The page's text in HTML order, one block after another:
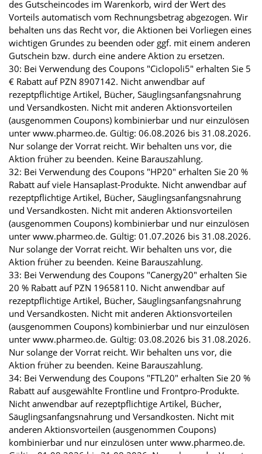
des Gutscheincodes im Warenkorb, wird der Wert des
Vorteils automatisch vom Rechnungsbetrag abgezogen. Wir
behalten uns das Recht vor, die Aktionen bei Vorliegen eines
wichtigen Grundes zu beenden oder ggf. mit einem anderen
Gutschein bzw. durch eine andere Aktion zu ersetzen.
30: Bei Verwendung des Coupons "Ciclopoli5" erhalten Sie 5
€ Rabatt auf PZN 8907142. Nicht anwendbar auf
rezeptpflichtige Artikel, Bücher, Säuglingsanfangsnahrung
und Versandkosten. Nicht mit anderen Aktionsvorteilen
(ausgenommen Coupons) kombinierbar und nur einzulösen
unter www.pharmeo.de. Gültig: 06.08.2026 bis 31.08.2026.
Nur solange der Vorrat reicht. Wir behalten uns vor, die
Aktion früher zu beenden. Keine Barauszahlung.
32: Bei Verwendung des Coupons "HP20" erhalten Sie 20 %
Rabatt auf viele Hansaplast-Produkte. Nicht anwendbar auf
rezeptpflichtige Artikel, Bücher, Säuglingsanfangsnahrung
und Versandkosten. Nicht mit anderen Aktionsvorteilen
(ausgenommen Coupons) kombinierbar und nur einzulösen
unter www.pharmeo.de. Gültig: 01.07.2026 bis 31.08.2026.
Nur solange der Vorrat reicht. Wir behalten uns vor, die
Aktion früher zu beenden. Keine Barauszahlung.
33: Bei Verwendung des Coupons "Canergy20" erhalten Sie
20 % Rabatt auf PZN 19658110. Nicht anwendbar auf
rezeptpflichtige Artikel, Bücher, Säuglingsanfangsnahrung
und Versandkosten. Nicht mit anderen Aktionsvorteilen
(ausgenommen Coupons) kombinierbar und nur einzulösen
unter www.pharmeo.de. Gültig: 03.08.2026 bis 31.08.2026.
Nur solange der Vorrat reicht. Wir behalten uns vor, die
Aktion früher zu beenden. Keine Barauszahlung.
34: Bei Verwendung des Coupons "FTL20" erhalten Sie 20 %
Rabatt auf ausgewählte Frontline und Frontpro-Produkte.
Nicht anwendbar auf rezeptpflichtige Artikel, Bücher,
Säuglingsanfangsnahrung und Versandkosten. Nicht mit
anderen Aktionsvorteilen (ausgenommen Coupons)
kombinierbar und nur einzulösen unter www.pharmeo.de.